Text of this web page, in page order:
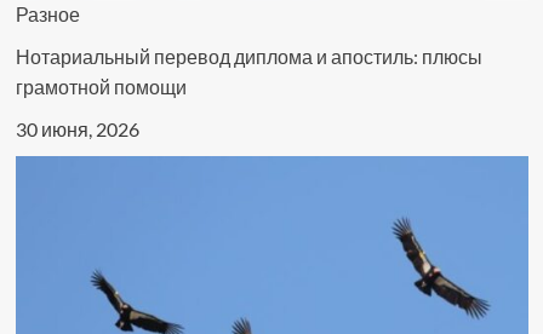
Разное
Нотариальный перевод диплома и апостиль: плюсы
грамотной помощи
30 июня, 2026